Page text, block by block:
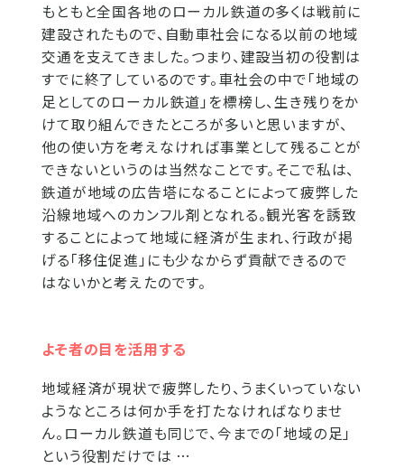
もともと全国各地のローカル鉄道の多くは戦前に
建設されたもので、自動車社会になる以前の地域
交通を支えてきました。つまり、建設当初の役割は
すでに終了しているのです。車社会の中で「地域の
足としてのローカル鉄道」を標榜し、生き残りをか
けて取り組んできたところが多いと思いますが、
他の使い方を考えなければ事業として残ることが
できないというのは当然なことです。そこで私は、
鉄道が地域の広告塔になることによって疲弊した
沿線地域へのカンフル剤となれる。観光客を誘致
することによって地域に経済が生まれ、行政が掲
げる「移住促進」にも少なからず貢献できるので
はないかと考えたのです。
よそ者の目を活用する
地域経済が現状で疲弊したり、うまくいっていない
ようなところは何か手を打たなければなりませ
ん。ローカル鉄道も同じで、今までの「地域の足」
という役割だけでは …